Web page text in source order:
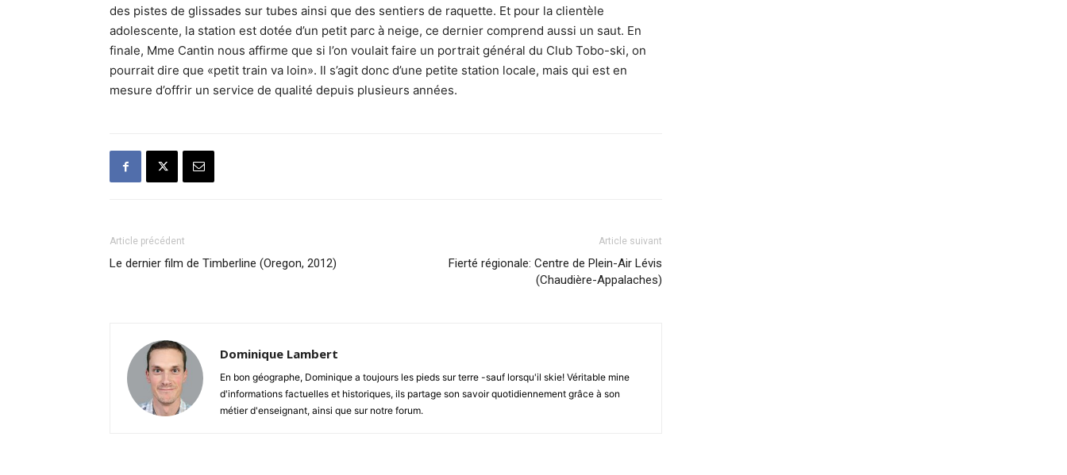
des pistes de glissades sur tubes ainsi que des sentiers de raquette. Et pour la clientèle
adolescente, la station est dotée d’un petit parc à neige, ce dernier comprend aussi un saut. En
finale, Mme Cantin nous affirme que si l’on voulait faire un portrait général du Club Tobo-ski, on
pourrait dire que «petit train va loin». Il s’agit donc d’une petite station locale, mais qui est en
mesure d’offrir un service de qualité depuis plusieurs années.
Article précédent
Le dernier film de Timberline (Oregon, 2012)
Article suivant
Fierté régionale: Centre de Plein-Air Lévis
(Chaudière-Appalaches)
Dominique Lambert
En bon géographe, Dominique a toujours les pieds sur terre -sauf lorsqu'il skie! Véritable mine
d'informations factuelles et historiques, ils partage son savoir quotidiennement grâce à son
métier d'enseignant, ainsi que sur notre forum.